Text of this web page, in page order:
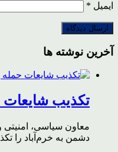
ایمیل *
آخرین نوشته ها
تکذیب شایعات
معاون سیاسی، امنیتی
دشمن به خرم‌آباد را